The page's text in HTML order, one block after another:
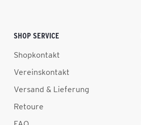
SHOP SERVICE
Shopkontakt
Vereinskontakt
Versand & Lieferung
Retoure